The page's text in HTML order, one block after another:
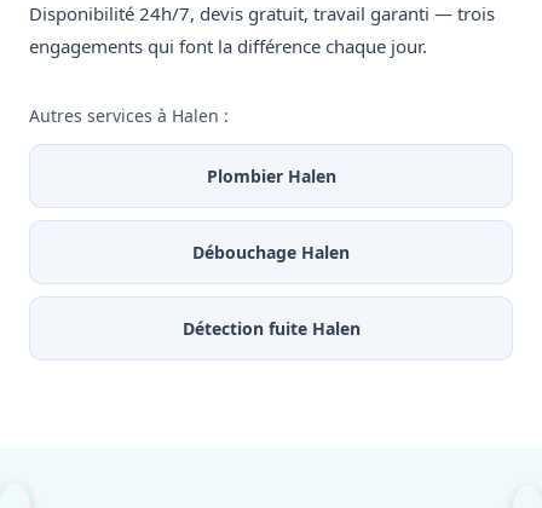
Disponibilité 24h/7, devis gratuit, travail garanti — trois
engagements qui font la différence chaque jour.
Autres services à Halen :
Plombier Halen
Débouchage Halen
Détection fuite Halen